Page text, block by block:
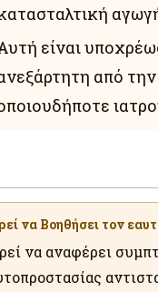
είναι
από
να Βοηθήσει τον
να αναφέρει